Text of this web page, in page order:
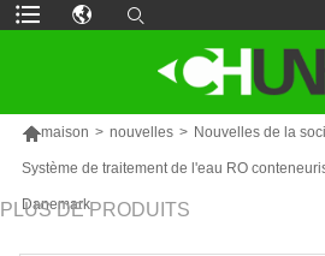
maison > nouvelles > Nouvelles de la
Système de traitement de l'eau RO
Danemark
PLUS DE PRODUITS